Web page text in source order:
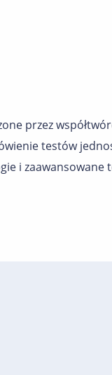
przez
testów
i